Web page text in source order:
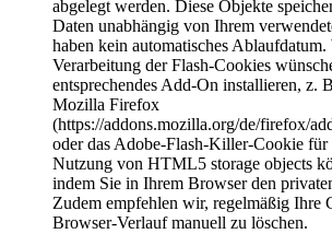
abgelegt werden. Diese Objekte
Daten unabhängig von Ihrem
haben kein automatisches
Verarbeitung der Flash-Cookies
entsprechendes Add-On installieren, z.
Mozilla Firefox
(https://addons.mozilla.org/de/firefox/
oder das Adobe-Flash-Killer-Cookie
Nutzung von HTML5 storage objects
indem Sie in Ihrem Browser den
Zudem empfehlen wir, regelmäßig Ihre
Browser-Verlauf manuell zu löschen.